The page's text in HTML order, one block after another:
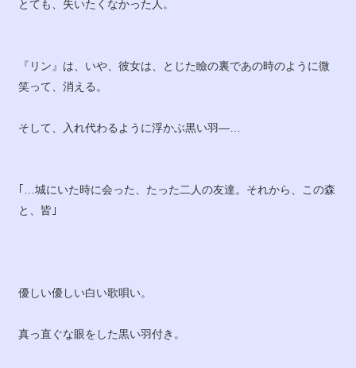
とても、失いたくなかった人。
『リン』は、いや、彼女は、とじた瞼の裏であの時のように微
笑って、消える。
そして、入れ代わるように浮かぶ黒い羽―…
｢…城にいた時に会った、たった二人の友達。それから、この森
と、皆｣
優しい優しい白い歌唄い。
真っ直ぐな眼をした黒い羽付き。